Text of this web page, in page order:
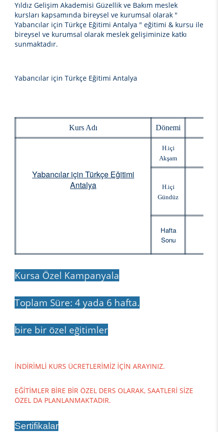
Yıldız Gelişim Akademisi Güzellik ve Bakım meslek
kursları kapsamında bireysel ve kurumsal olarak "
Yabancılar için Türkçe Eğitimi Antalya " eğitimi & kursu ile
bireysel ve kurumsal olarak meslek gelişiminize katkı
sunmaktadır.
Yabancılar için Türkçe Eğitimi Antalya
Kurs Adı Dönemi
Yabancılar için Türkçe Eğitimi
Antalya
H.içi
Akşam
H.içi
Gündüz
Hafta
Sonu
Kursa Özel Kampanyala
Toplam Süre: 4 yada 6 hafta.
bire bir özel eğitimler
İNDİRİMLİ KURS ÜCRETLERİMİZ İÇİN ARAYINIZ.
EĞİTİMLER BİRE BİR ÖZEL DERS OLARAK, SAATLERİ SİZE
ÖZEL DA PLANLANMAKTADIR.
Sertifikalar